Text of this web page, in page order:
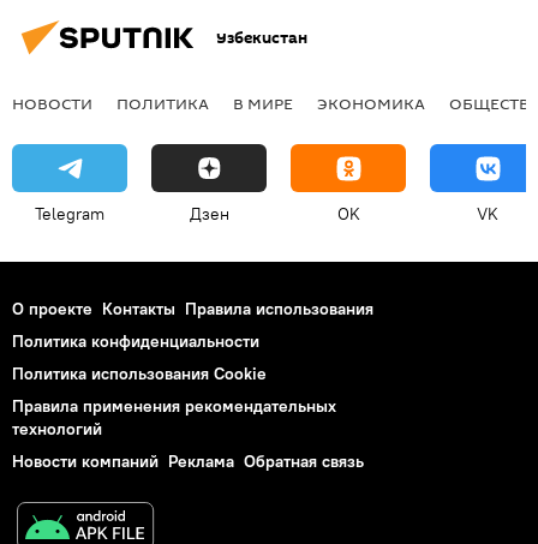
Узбекистан
НОВОСТИ ПОЛИТИКА В МИРЕ ЭКОНОМИКА
Telegram Дзен OK VK
О проекте Контакты Правила использования
Политика конфиденциальности
Политика использования Cookie
Правила применения рекомендательных
технологий
Новости компаний Реклама Обратная связь